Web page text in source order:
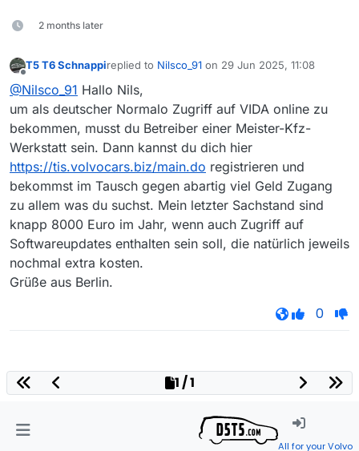
2 months later
T5 T6 Schnappireplied to Nilsco_91 on 29 Jun 2025, 11:08
last edited by
@Nilsco_91 Hallo Nils,
um als deutscher Normalo Zugriff auf VIDA online zu
bekommen, musst du Betreiber einer Meister-Kfz-
Werkstatt sein. Dann kannst du dich hier
https://tis.volvocars.biz/main.do registrieren und
bekommst im Tausch gegen abartig viel Geld Zugang
zu allem was du suchst. Mein letzter Sachstand sind
knapp 8000 Euro im Jahr, wenn auch Zugriff auf
Softwareupdates enthalten sein soll, die natürlich jeweils
nochmal extra kosten.
Grüße aus Berlin.
0
1 / 1
All for your Volvo